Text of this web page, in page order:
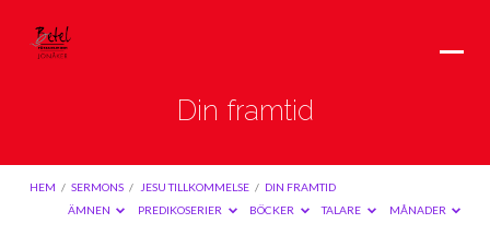
Din framtid
HEM / SERMONS / JESU TILLKOMMELSE / DIN FRAMTID
ÄMNEN
PREDIKOSERIER BÖCKER TALARE MÅNADER